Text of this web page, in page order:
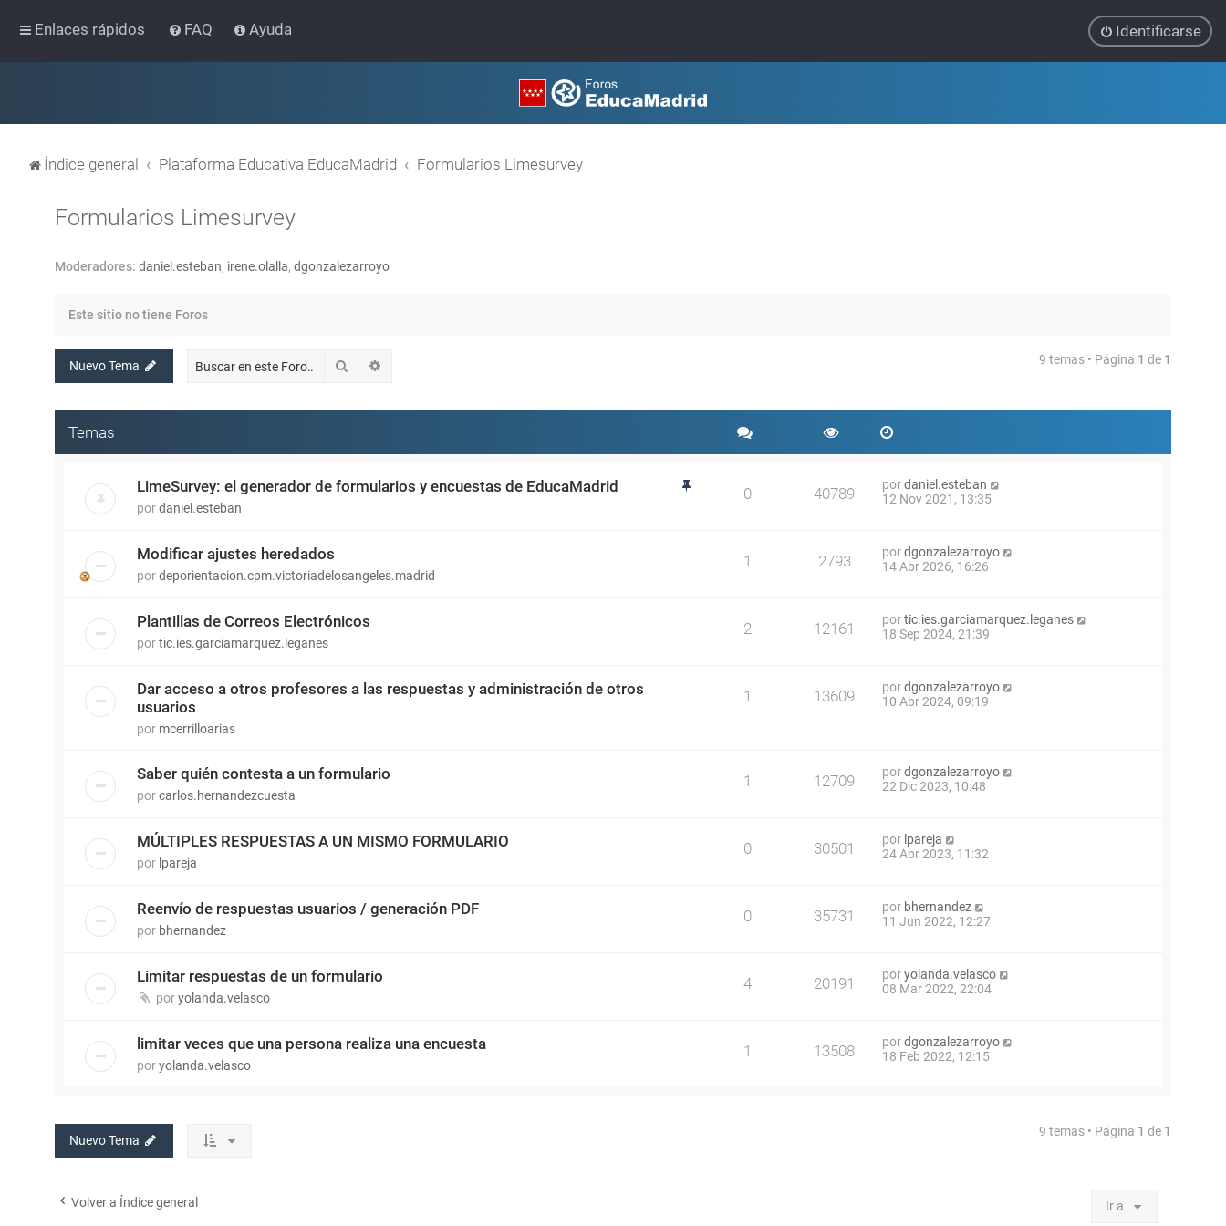
Enlaces rápidos FAQ Ayuda Identificarse
Índice general Plataforma Educativa EducaMadrid Formularios Limesurvey
Formularios Limesurvey
Moderadores: daniel.esteban, irene.olalla, dgonzalezarroyo
Este sitio no tiene Foros
Nuevo Tema Buscar 9 temas • Página 1 de 1
Temas
LimeSurvey: el generador de formularios y encuestas de EducaMadrid
pordaniel.esteban
0 40789 pordaniel.esteban
12 Nov 2021, 13:35
Modificar ajustes heredados
pordeporientacion.cpm.victoriadelosangeles.madrid
1 2793 pordgonzalezarroyo
14 Abr 2026, 16:26
Plantillas de Correos Electrónicos
portic.ies.garciamarquez.leganes
2 12161 portic.ies.garciamarquez.leganes
18 Sep 2024, 21:39
Dar acceso a otros profesores a las respuestas y administración de otros
usuarios
por mcerrilloarias
1 13609 pordgonzalezarroyo
10 Abr 2024, 09:19
Saber quién contesta a un formulario
porcarlos.hernandezcuesta
1 12709 pordgonzalezarroyo
22 Dic 2023, 10:48
MÚLTIPLES RESPUESTAS A UN MISMO FORMULARIO
por lpareja
0 30501 por lpareja
24 Abr 2023, 11:32
Reenvío de respuestas usuarios / generación PDF
por bhernandez
0 35731 por bhernandez
11 Jun 2022, 12:27
Limitar respuestas de un formulario
poryolanda.velasco
4 20191 poryolanda.velasco
08 Mar 2022, 22:04
limitar veces que una persona realiza una encuesta
poryolanda.velasco
1 13508 pordgonzalezarroyo
18 Feb 2022, 12:15
Nuevo Tema
9 temas • Página 1 de 1
Volver a Índice general Ir a